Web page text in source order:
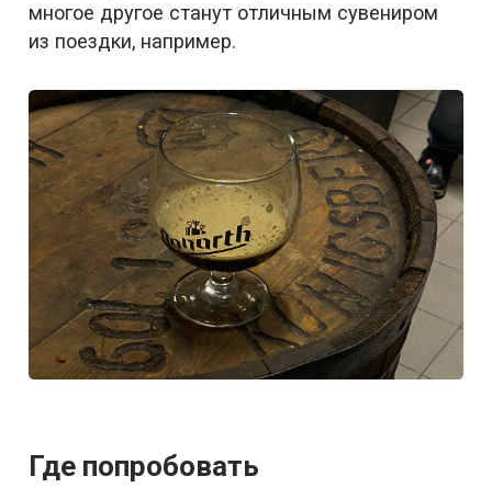
многое другое станут отличным сувениром
из поездки, например.
Где попробовать